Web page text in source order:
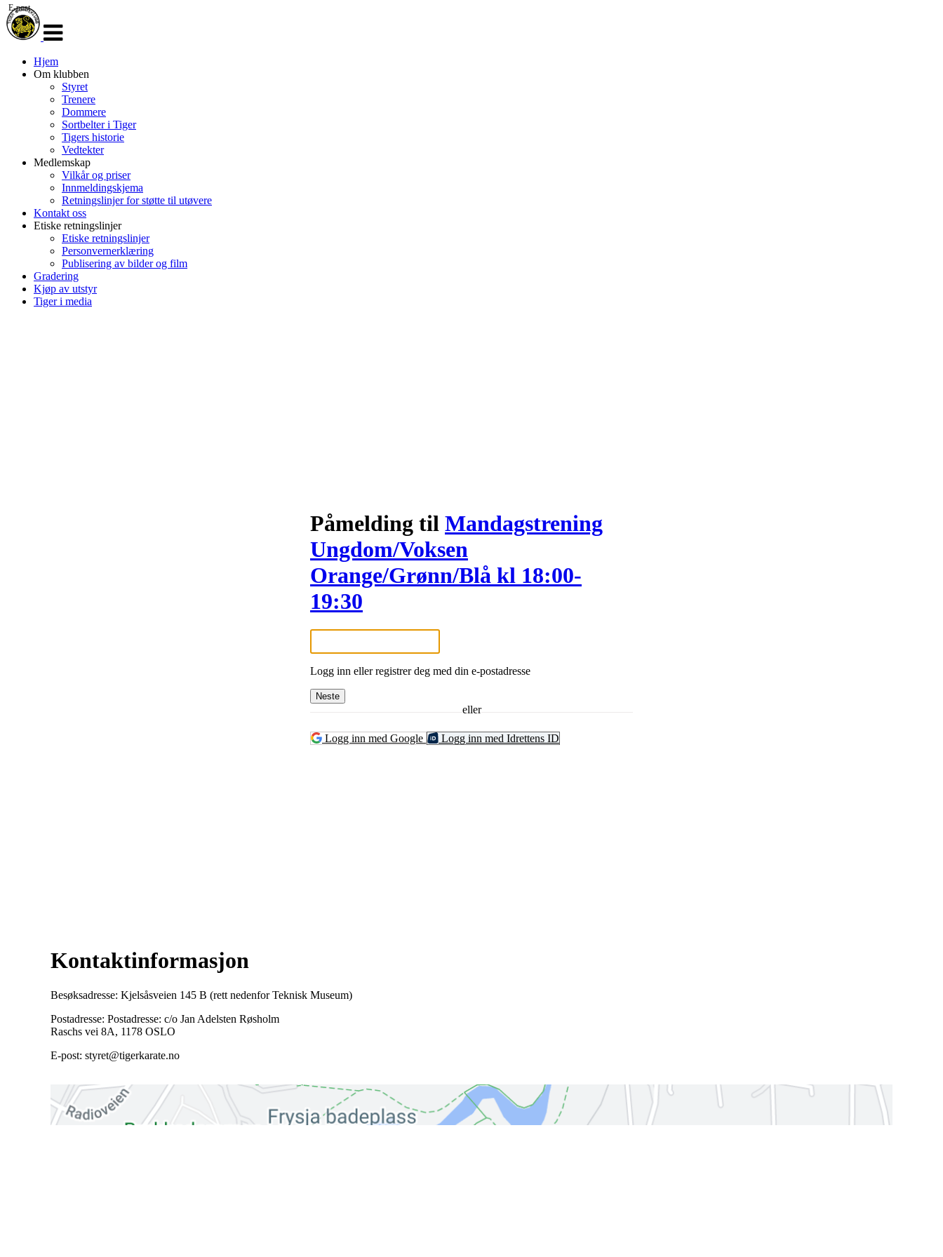
navigasjon
Hjem
Om klubben
Styret
Trenere
Dommere
Sortbelter i Tiger
Tigers historie
Vedtekter
Medlemskap
Vilkår og priser
Innmeldingskjema
Retningslinjer for støtte til utøvere
Kontakt oss
Etiske retningslinjer
Etiske retningslinjer
Personvernerklæring
Publisering av bilder og film
Gradering
Kjøp av utstyr
Tiger i media
Påmelding til Mandagstrening
Ungdom/Voksen
Orange/Grønn/Blå kl 18:00-
19:30
E-post
Logg inn eller registrer deg med din e-postadresse
Neste
eller
Logg inn med Google Logg inn med Idrettens ID
Kontaktinformasjon
Besøksadresse: Kjelsåsveien 145 B (rett nedenfor Teknisk Museum)
Postadresse: Postadresse: c/o Jan Adelsten Røsholm
Raschs vei 8A, 1178 OSLO
E-post: styret@tigerkarate.no